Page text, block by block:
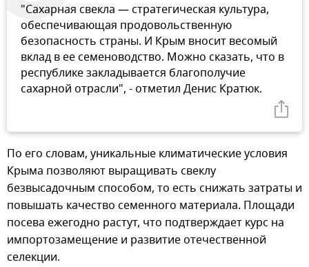
"Сахарная свекла — стратегическая культура,
обеспечивающая продовольственную
безопасность страны. И Крым вносит весомый
вклад в ее семеноводство. Можно сказать, что в
республике закладывается благополучие
сахарной отрасли", - отметил Денис Кратюк.
По его словам, уникальные климатические условия
Крыма позволяют выращивать свеклу
безвысадочным способом, то есть снижать затраты и
повышать качество семенного материала. Площади
посева ежегодно растут, что подтверждает курс на
импортозамещение и развитие отечественной
селекции.